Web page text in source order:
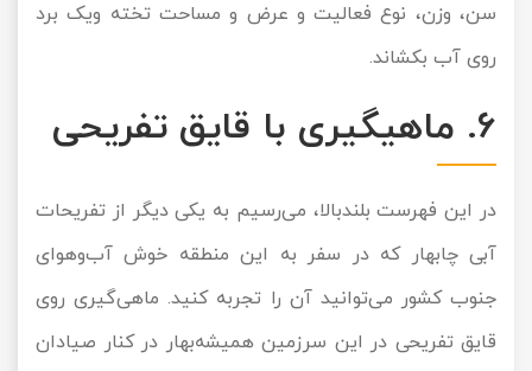
سن، وزن، نوع فعالیت و عرض و مساحت تخته ویک برد
روی آب بکشاند.
6. ماهیگیری با قایق تفریحی
در این فهرست بلندبالا، می‌رسیم به یکی دیگر از تفریحات
آبی چابهار که در سفر به این منطقه خوش آب‌وهوای
جنوب کشور می‌توانید آن را تجربه کنید. ماهی‌گیری روی
قایق تفریحی در این سرزمین همیشه‌بهار در کنار صیادان